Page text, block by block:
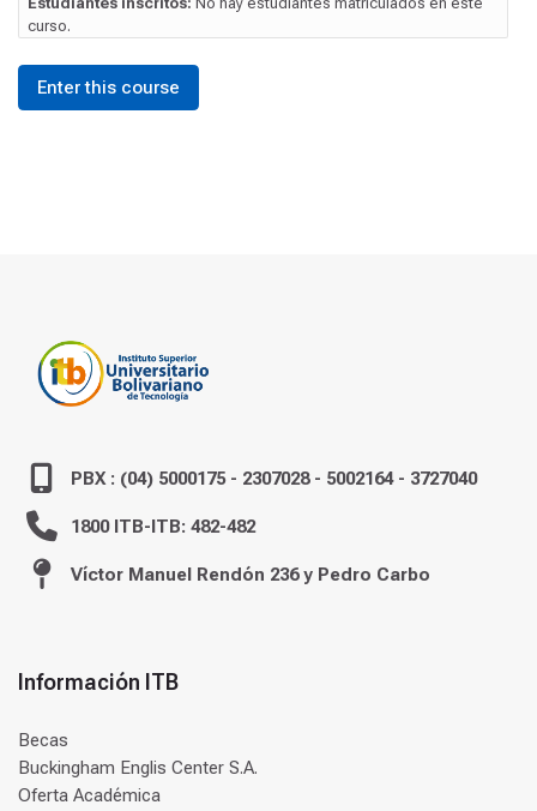
curso.
Enter this course
PBX : (04) 5000175 - 2307028 - 5002164 - 3727040
1800 ITB-ITB: 482-482
Víctor Manuel Rendón 236 y Pedro Carbo
Información ITB
Becas
Buckingham Englis Center S.A.
Oferta Académica